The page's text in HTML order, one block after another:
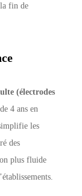
fin de
(électrodes
4 ans en
les
des
plus fluide